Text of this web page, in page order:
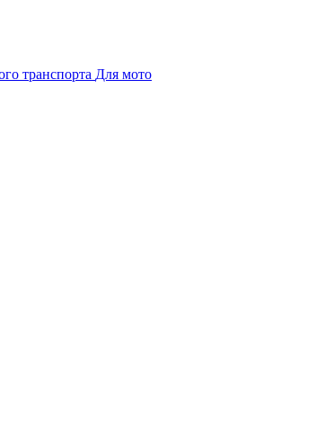
транспорта Для мото